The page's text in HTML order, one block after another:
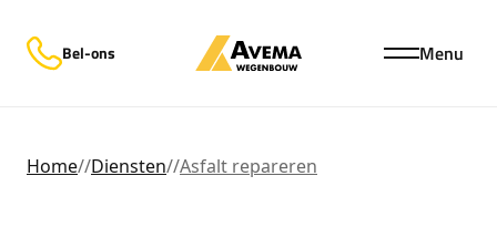
Bel-ons Menu
Home//Diensten//Asfalt repareren